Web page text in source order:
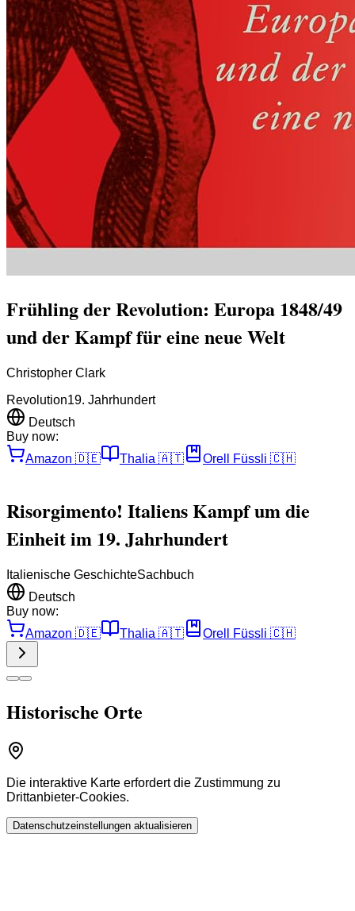
Frühling der Revolution: Europa 1848/49
und der Kampf für eine neue Welt
Christopher Clark
Revolution19. Jahrhundert
Deutsch
Buy now:
Amazon 🇩🇪 Thalia 🇦🇹 Orell Füssli 🇨🇭
Risorgimento! Italiens Kampf um die
Einheit im 19. Jahrhundert
Italienische GeschichteSachbuch
Deutsch
Buy now:
Amazon 🇩🇪 Thalia 🇦🇹 Orell Füssli 🇨🇭
Historische Orte
Die interaktive Karte erfordert die Zustimmung zu
Drittanbieter-Cookies.
Datenschutzeinstellungen aktualisieren